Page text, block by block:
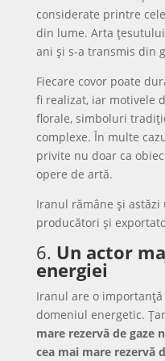
considerate printre
din lume. Arta
ani și s-a transmis din
Fiecare covor poate
fi realizat, iar motivele
florale, simboluri
complexe. În multe
privite nu doar ca
opere de artă.
Iranul rămâne și
producători și
6. Un actor
energiei
Iranul are o
domeniul energetic.
mare rezervă de gaze
cea mai mare rezervă